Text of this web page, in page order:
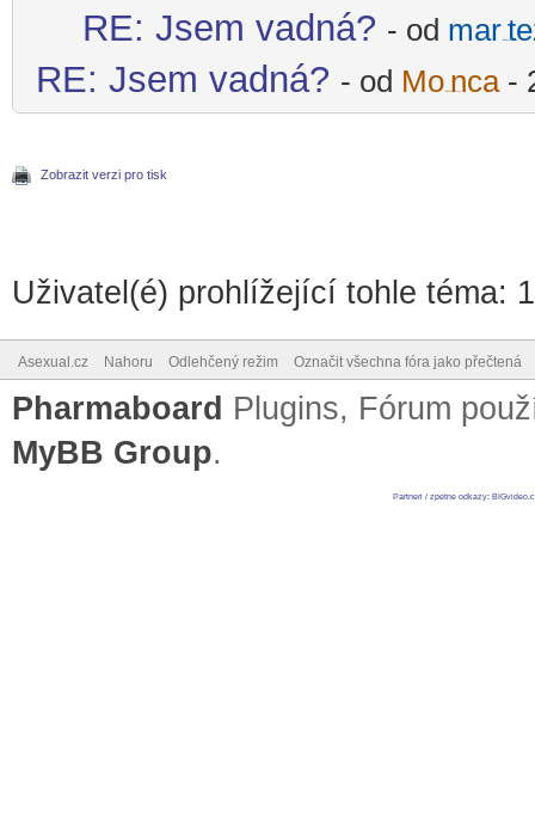
RE: Jsem vadná? - od mar -diskusni-forum-
RE: Jsem vadná? - od Mo -diskusni-forum-
nca-
Zobrazit verzi pro tisk
Uživatel(é) prohlížející tohle téma:
Asexual.cz Nahoru Odlehčený režim Označit všechna fóra jako přečtená
Pharmaboard Plugins, Fórum
MyBB Group.
Partneri / zpetne odkazy: